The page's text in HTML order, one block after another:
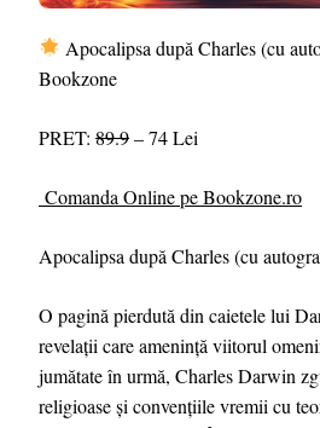
Apocalipsa după Charles (cu
Bookzone
PRET: 89.9– 74 Lei
Comanda Online pe Bookzone.ro
Apocalipsa după Charles (cu
O pagină pierdută din caietele lui
revelații care amenință viitorul
jumătate în urmă, Charles Darwin
religioase și convențiile vremii cu